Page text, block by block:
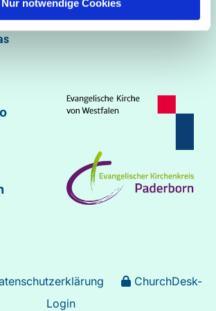
Nur notwendige Cookies
Luther–Markus–Matthäus–
ChurchDesk-
Login